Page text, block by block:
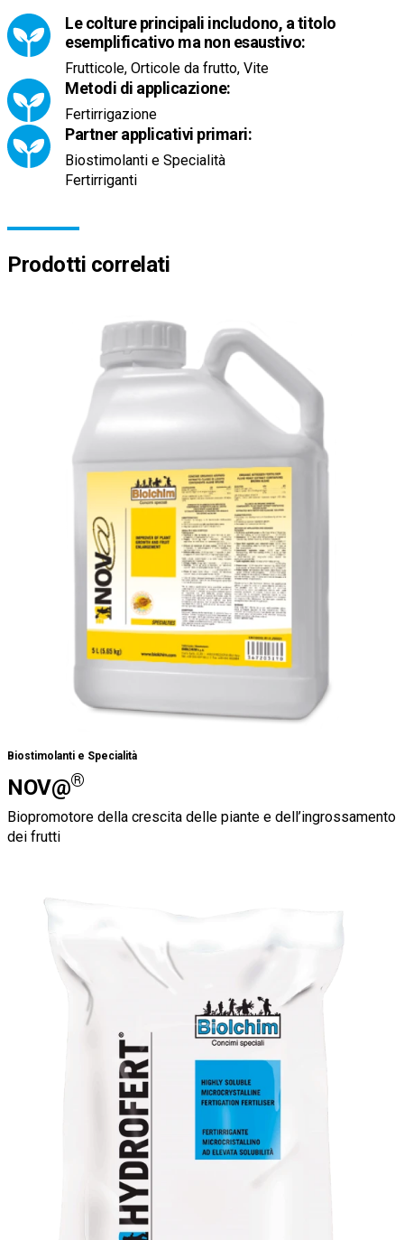
Le colture principali includono, a titolo
esemplificativo ma non esaustivo:
Frutticole, Orticole da frutto, Vite
Metodi di applicazione:
Fertirrigazione
Partner applicativi primari:
Biostimolanti e Specialità
Fertirriganti
Prodotti correlati
Biostimolanti e Specialità
NOV@®
Biopromotore della crescita delle piante e dell’ingrossamento
dei frutti